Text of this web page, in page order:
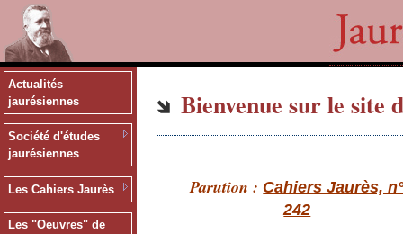
Actualités
jaurésiennes
Société d'études
jaurésiennes
Les Cahiers Jaurès
Les "Oeuvres" de
Bienvenue sur le site
Parution : Cahiers Jaurès,
242